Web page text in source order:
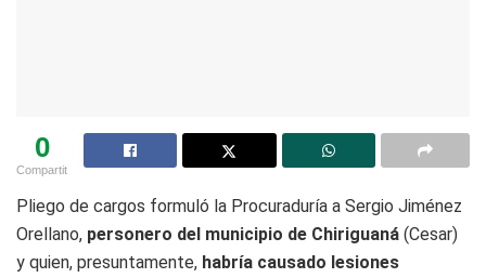
0
Compartit
Pliego de cargos formuló la Procuraduría a Sergio Jiménez
Orellano, personero del municipio de Chiriguaná (Cesar)
y quien, presuntamente, habría causado lesiones